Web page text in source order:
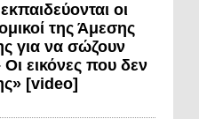
οι
της Άμεσης
για να σώζουν
Οι εικόνες που δεν
[video]